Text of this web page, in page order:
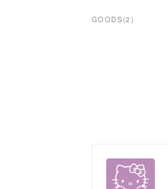
GOODS(2 )